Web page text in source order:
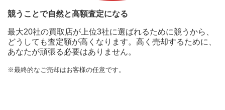
競うことで自然と高額査定になる
最大20社の買取店が上位3社に選ばれるために競うから、
どうしても査定額が高くなります。高く売却するために、
あなたが頑張る必要はありません。
※最終的なご売却はお客様の任意です。